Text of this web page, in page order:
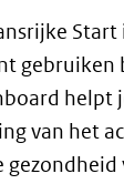
Start
gebruiken
helpt
van het